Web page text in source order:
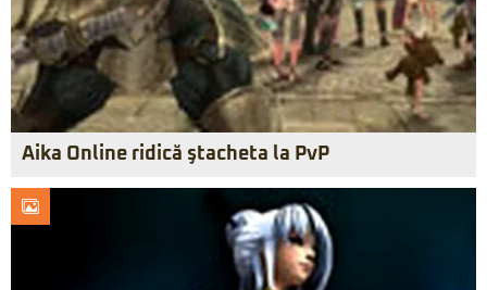
Aika Online ridică ştacheta la PvP